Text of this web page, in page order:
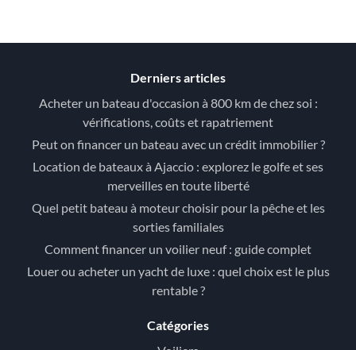
Derniers articles
Acheter un bateau d'occasion à 800 km de chez soi :
vérifications, coûts et rapatriement
Peut on financer un bateau avec un crédit immobilier ?
Location de bateaux à Ajaccio : explorez le golfe et ses
merveilles en toute liberté
Quel petit bateau à moteur choisir pour la pêche et les
sorties familiales
Comment financer un voilier neuf : guide complet
Louer ou acheter un yacht de luxe : quel choix est le plus
rentable ?
Catégories